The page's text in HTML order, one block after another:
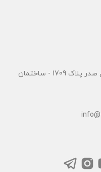
نشانی: خیابان شریعتی بالاتر از پل صدر پلاک 1709 - ساختمان